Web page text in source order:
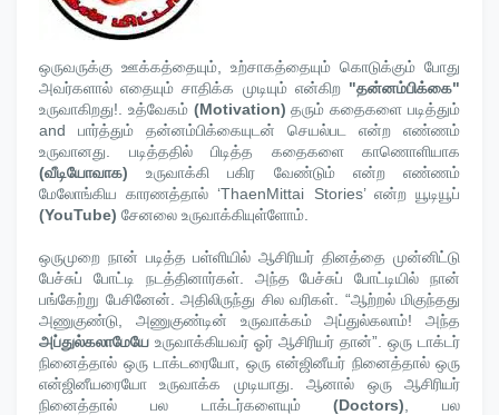
ஒருவருக்கு ஊக்கத்தையும், உற்சாகத்தையும் கொடுக்கும் போது
அவர்களால் எதையும் சாதிக்க முடியும் என்கிற "தன்னம்பிக்கை"
உருவாகிறது!. உத்வேகம் (Motivation) தரும் கதைகளை படித்தும்
and பார்த்தும் தன்னம்பிக்கையுடன் செயல்பட என்ற எண்ணம்
உருவானது. படித்ததில் பிடித்த கதைகளை காணொளியாக
(வீடியோவாக) உருவாக்கி பகிர வேண்டும் என்ற எண்ணம்
மேலோங்கிய காரணத்தால் ‘ThaenMittai Stories’ என்ற யூடியூப்
(YouTube) சேனலை உருவாக்கியுள்ளோம்.
ஒருமுறை நான் படித்த பள்ளியில் ஆசிரியர் தினத்தை முன்னிட்டு
பேச்சுப் போட்டி நடத்தினார்கள். அந்த பேச்சுப் போட்டியில் நான்
பங்கேற்று பேசினேன். அதிலிருந்து சில வரிகள். “ஆற்றல் மிகுந்தது
அணுகுண்டு, அணுகுண்டின் உருவாக்கம் அப்துல்கலாம்! அந்த
அப்துல்கலாமேயே உருவாக்கியவர் ஓர் ஆசிரியர் தான்”. ஒரு டாக்டர்
நினைத்தால் ஒரு டாக்டரையோ, ஒரு என்ஜினீயர் நினைத்தால் ஒரு
என்ஜினீயரையோ உருவாக்க முடியாது. ஆனால் ஒரு ஆசிரியர்
நினைத்தால் பல டாக்டர்களையும்(Doctors) , பல